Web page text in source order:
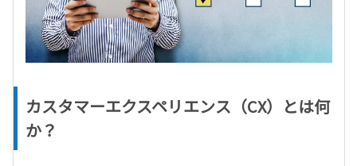
カスタマーエクスペリエンス（CX）とは何
か？